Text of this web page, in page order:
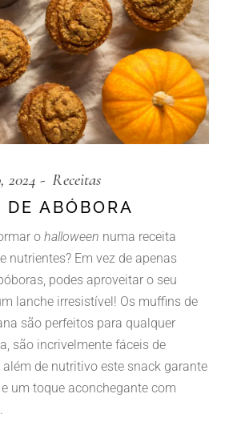
2024 Receitas
ABÓBORA
ohalloween numa receita
nutrientes? Em vez de apenas
podes aproveitar o seu
lanche irresistível! Os muffins de
são perfeitos para qualquer
são incrivelmente fáceis de
além de nutritivo este snack garante
um toque aconchegante com